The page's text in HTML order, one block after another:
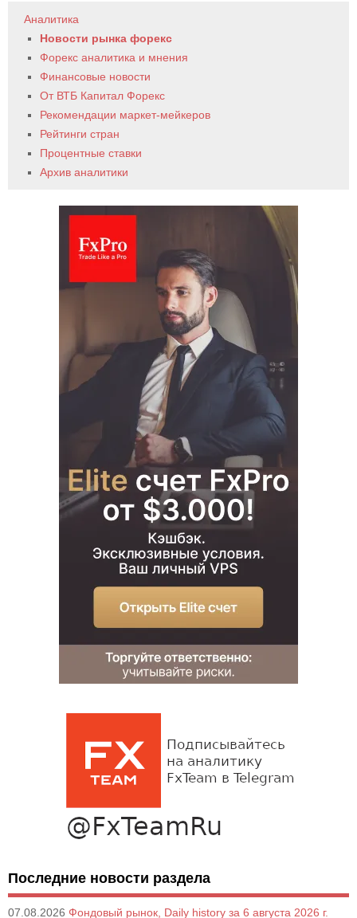
Аналитика
Новости рынка форекс
Форекс аналитика и мнения
Финансовые новости
От ВТБ Капитал Форекс
Рекомендации маркет-мейкеров
Рейтинги стран
Процентные ставки
Архив аналитики
Последние новости раздела
07.08.2026 Фондовый рынок, Daily history за 6 августа 2026 г.